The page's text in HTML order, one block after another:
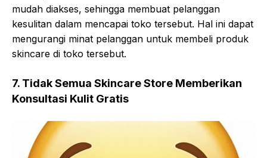
mudah diakses, sehingga membuat pelanggan
kesulitan dalam mencapai toko tersebut. Hal ini dapat
mengurangi minat pelanggan untuk membeli produk
skincare di toko tersebut.
7. Tidak Semua Skincare Store Memberikan
Konsultasi Kulit Gratis